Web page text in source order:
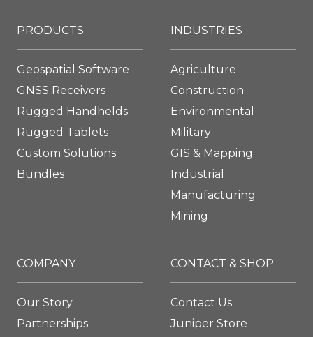
PRODUCTS
Geospatial Software
GNSS Receivers
Rugged Handhelds
Rugged Tablets
Custom Solutions
Bundles
INDUSTRIES
Agriculture
Construction
Environmental
Military
GIS & Mapping
Industrial
Manufacturing
Mining
COMPANY
Our Story
Partnerships
CONTACT & SHOP
Contact Us
Juniper Store